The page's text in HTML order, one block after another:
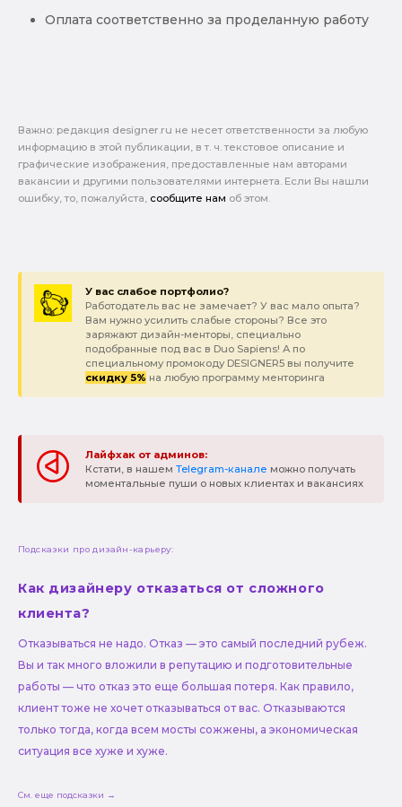
Оплата соответственно за проделанную работу
Важно: pедакция designer.ru не несет ответственности за любую
информацию в этой публикации, в т. ч. текстовое описание и
графические изображения, предоставленные нам авторами
вакансии и другими пользователями интернета. Если Вы нашли
ошибку, то, пожалуйста, сообщите нам об этом.
У вас слабое портфолио?
Работодатель вас не замечает? У вас мало опыта?
Вам нужно усилить слабые стороны? Все это
заряжают дизайн-менторы, специально
подобранные под вас в Duo Sapiens! А по
специальному промокоду DESIGNER5 вы получите
скидку 5% на любую программу менторинга
Лайфхак от админов:
Кстати, в нашем Telegram-канале можно получать
моментальные пуши о новых клиентах и вакансиях
Подсказки про дизайн-карьеру:
Как дизайнеру отказаться от сложного
клиента?
Отказываться не надо. Отказ — это самый последний рубеж.
Вы и так много вложили в репутацию и подготовительные
работы — что отказ это еще большая потеря. Как правило,
клиент тоже не хочет отказываться от вас. Отказываются
только тогда, когда всем мосты сожжены, а экономическая
ситуация все хуже и хуже.
См. еще подсказки →